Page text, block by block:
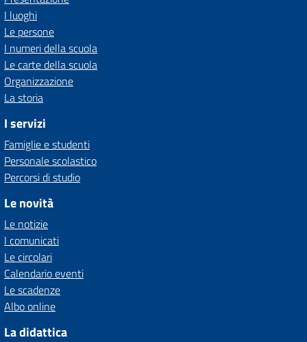
I luoghi
Le persone
I numeri della scuola
Le carte della scuola
Organizzazione
La storia
I servizi
Famiglie e studenti
Personale scolastico
Percorsi di studio
Le novità
Le notizie
I comunicati
Le circolari
Calendario eventi
Le scadenze
Albo online
La didattica